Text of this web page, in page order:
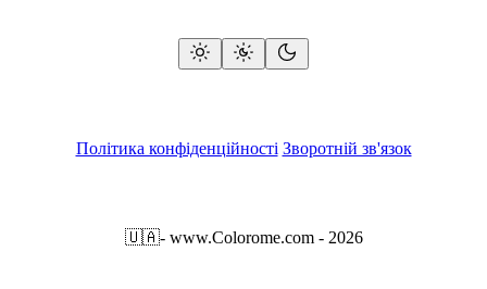
Політика конфіденційності Зворотній зв'язок
🇺🇦- www.Colorome.com - 2026